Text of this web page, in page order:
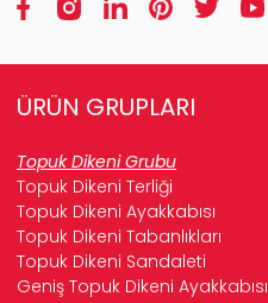
ÜRÜN GRUPLARI
Topuk Dikeni Grubu
Topuk Dikeni Terliği
Topuk Dikeni Ayakkabısı
Topuk Dikeni Tabanlıkları
Topuk Dikeni Sandaleti
Geniş Topuk Dikeni Ayakkabısı